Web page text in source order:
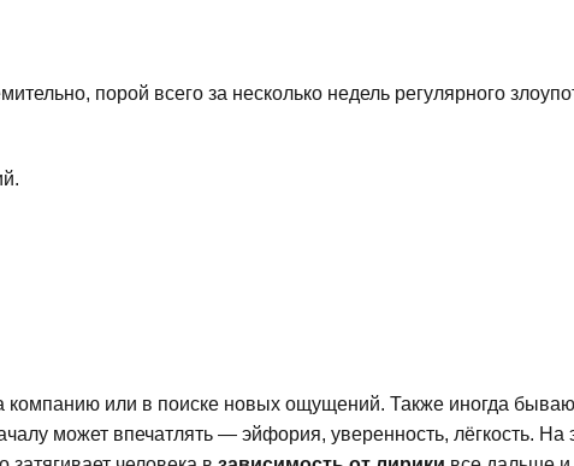
порой всего за несколько недель регулярного
компанию или в поиске новых ощущений. Также иногда
может впечатлять — эйфория, уверенность, лёгкость. На